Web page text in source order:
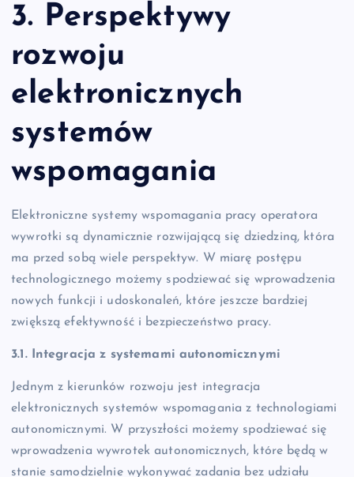
3. Perspektywy
rozwoju
elektronicznych
systemów
wspomagania
Elektroniczne systemy wspomagania pracy operatora
wywrotki są dynamicznie rozwijającą się dziedziną, która
ma przed sobą wiele perspektyw. W miarę postępu
technologicznego możemy spodziewać się wprowadzenia
nowych funkcji i udoskonaleń, które jeszcze bardziej
zwiększą efektywność i bezpieczeństwo pracy.
3.1. Integracja z systemami autonomicznymi
Jednym z kierunków rozwoju jest integracja
elektronicznych systemów wspomagania z technologiami
autonomicznymi. W przyszłości możemy spodziewać się
wprowadzenia wywrotek autonomicznych, które będą w
stanie samodzielnie wykonywać zadania bez udziału